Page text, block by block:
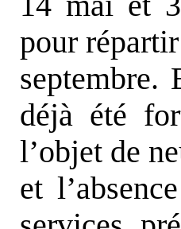
pour
septembre.
déjà été
l’objet de
et